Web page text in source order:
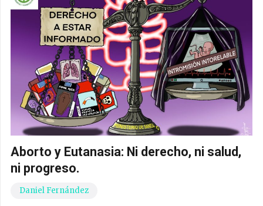
Aborto y Eutanasia: Ni derecho, ni salud,
ni progreso.
Daniel Fernández